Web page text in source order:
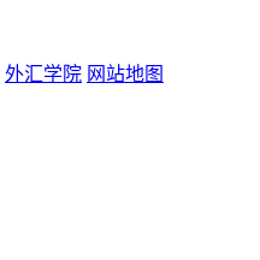
外汇学院 网站地图